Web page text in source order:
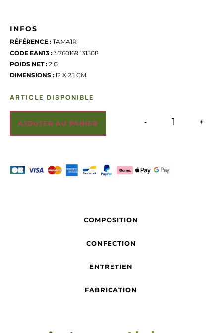
INFOS
RÉFÉRENCE : TAMA1R
CODE EAN13 : 3 760169 131508
POIDS NET : 2 G
DIMENSIONS : 12 X 25 CM
ARTICLE DISPONIBLE
- +
AJOUTER AU PANIER
COMPOSITION
CONFECTION
ENTRETIEN
FABRICATION